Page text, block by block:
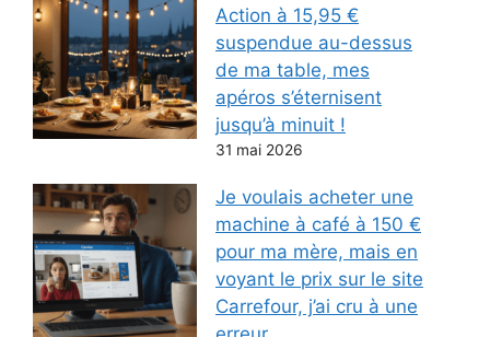
Action à 15,95 €
suspendue au-dessus
de ma table, mes
apéros s’éternisent
jusqu’à minuit !
31 mai 2026
Je voulais acheter une
machine à café à 150 €
pour ma mère, mais en
voyant le prix sur le site
Carrefour, j’ai cru à une